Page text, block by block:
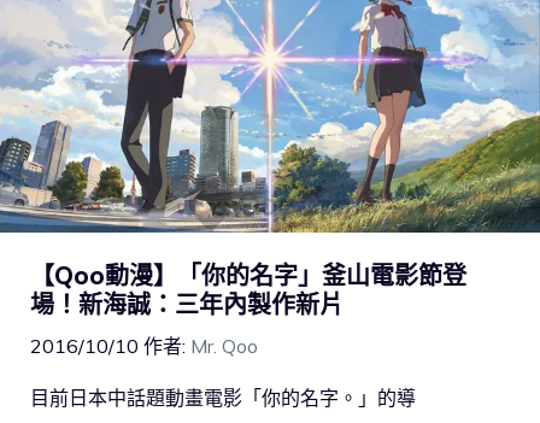
【Qoo動漫】「你的名字」釜山電影節登
場！新海誠：三年內製作新片
2016/10/10 作者: Mr. Qoo
目前日本中話題動畫電影「你的名字。」的導